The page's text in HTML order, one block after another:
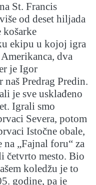
St. Francis
od deset hiljada
košarke
ekipu u kojoj igra
dva
je Igor
naš Predrag Predin.
je sve usklađeno
Igrali smo
Severa, potom
Istočne obale,
na „Fajnal foru“ za
četvrto mesto. Bio
koledžu je to
godine, pa je